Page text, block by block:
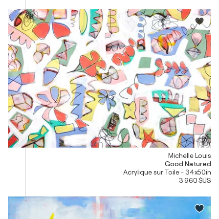
Michelle Louis
Good Natured
Acrylique sur Toile - 34x50in
3 960 $US